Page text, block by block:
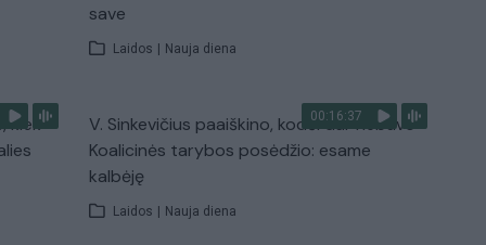
save
Laidos | Nauja diena
kiek
00:16:37
V. Sinkevičius paaiškino, kodėl dar nebuvo
Koalicinės tarybos posėdžio: esame
kalbėję
Laidos | Nauja diena